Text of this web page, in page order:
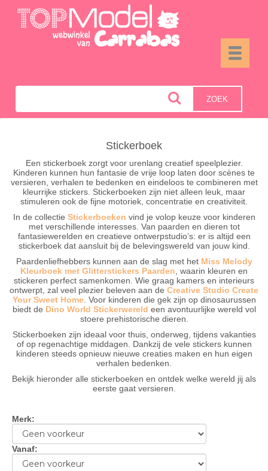
Toggle
ZOEK
Stickerboek
Een stickerboek zorgt voor urenlang creatief speelplezier.
Kinderen kunnen hun fantasie de vrije loop laten door scènes te
versieren, verhalen te bedenken en eindeloos te combineren met
kleurrijke stickers. Stickerboeken zijn niet alleen leuk, maar
stimuleren ook de fijne motoriek, concentratie en creativiteit.
In de collectie Stickerboeken vind je volop keuze voor kinderen
met verschillende interesses. Van paarden en dieren tot
fantasiewerelden en creatieve ontwerpstudio’s: er is altijd een
stickerboek dat aansluit bij de belevingswereld van jouw kind.
Paardenliefhebbers kunnen aan de slag met het Miss Melody
Kleurboek met Glitterstickers Paarden , waarin kleuren en
stickeren perfect samenkomen. Wie graag kamers en interieurs
ontwerpt, zal veel plezier beleven aan de Creative Studio Create
Your Sweet Home. Voor kinderen die gek zijn op dinosaurussen
biedt de Dino World Stickerwereld een avontuurlijke wereld vol
stoere prehistorische dieren.
Stickerboeken zijn ideaal voor thuis, onderweg, tijdens vakanties
of op regenachtige middagen. Dankzij de vele stickers kunnen
kinderen steeds opnieuw nieuwe creaties maken en hun eigen
verhalen bedenken.
Bekijk hieronder alle stickerboeken en ontdek welke wereld jij als
eerste gaat versieren.
Merk:
Vanaf: